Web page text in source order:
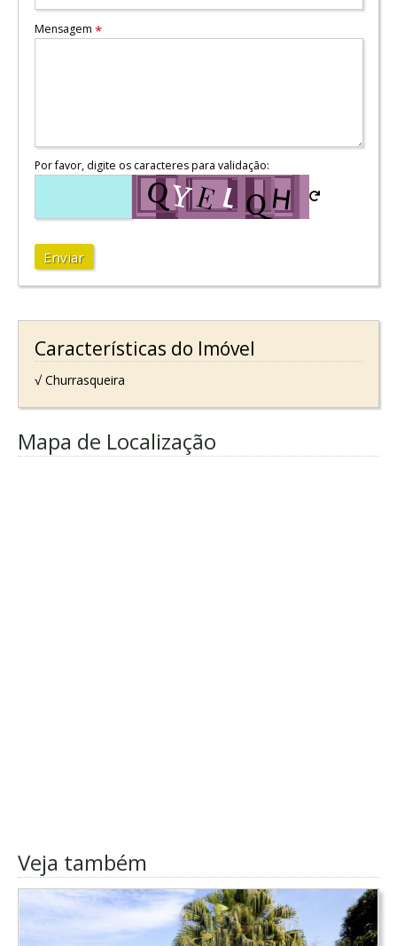
Mensagem *
Por favor, digite os caracteres para validação:
Enviar
Características do Imóvel
√ Churrasqueira
Mapa de Localização
Veja também